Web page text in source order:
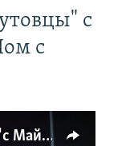
с
с
Как украинские "беркутовцы" с Майдана стали ОМОНом с Тверской